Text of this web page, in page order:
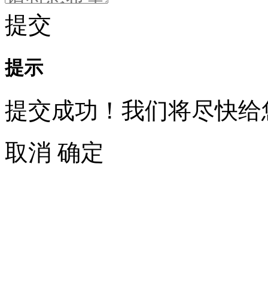
提交
提示
提交成功！我们将尽快
取消 确定